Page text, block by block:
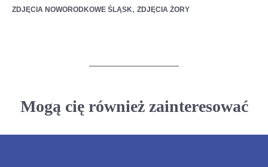
ZDJĘCIA NOWORODKOWE ŚLĄSK, ZDJĘCIA ŻORY
Mogą cię również zainteresować